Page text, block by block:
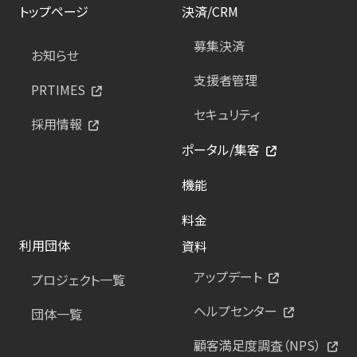
トップページ
お知らせ
PRTIMES
採用情報
決済/CRM
募集決済
支援者管理
セキュリティ
ポータル/集客
機能
料金
利用団体
プロジェクト一覧
団体一覧
資料
アップデート
ヘルプセンター
顧客満足度調査（NPS）